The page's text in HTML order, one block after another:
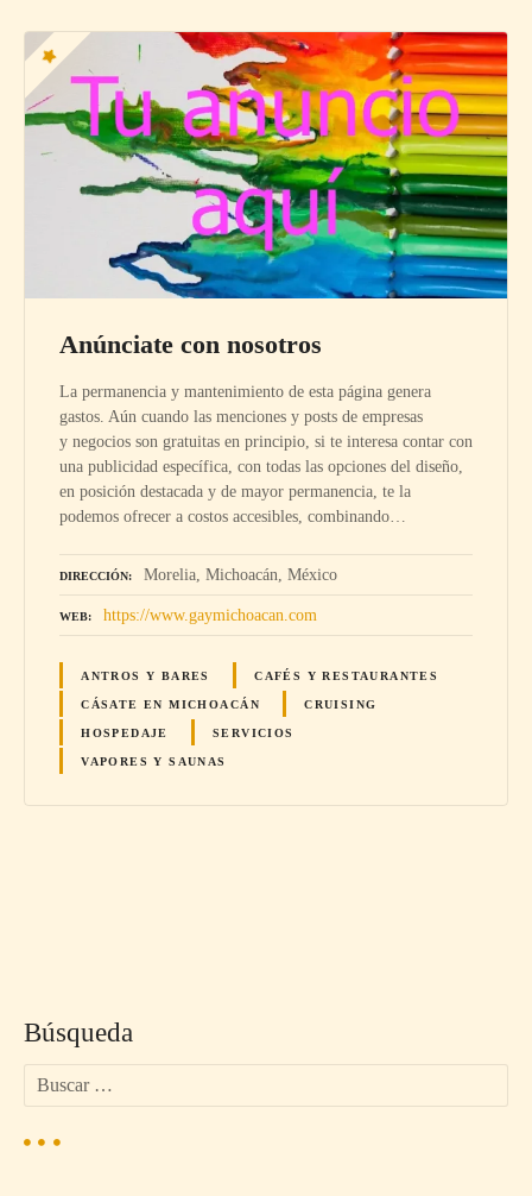
Anúnciate con nosotros
La permanencia y mantenimiento de esta página genera
gastos. Aún cuando las menciones y posts de empresas
y negocios son gratuitas en principio, si te interesa contar con
una publicidad específica, con todas las opciones del diseño,
en posición destacada y de mayor permanencia, te la
podemos ofrecer a costos accesibles, combinando…
DIRECCIÓN Morelia, Michoacán, México
WEB https://www.gaymichoacan.com
ANTROS Y BARES CAFÉS Y RESTAURANTES
CÁSATE EN MICHOACÁN CRUISING
HOSPEDAJE SERVICIOS
VAPORES Y SAUNAS
v
a
Búsqueda
c